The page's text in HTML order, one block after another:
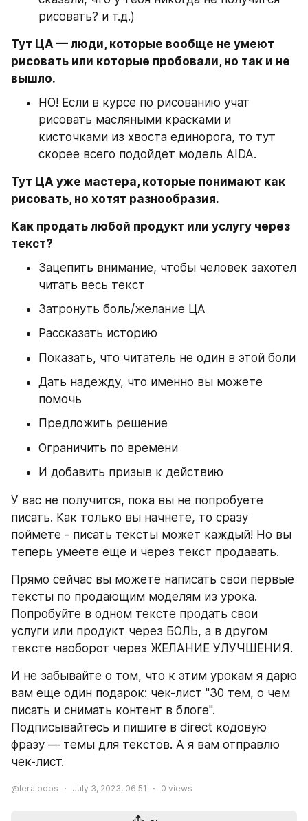
рисовать? и т.д.)
Тут ЦА — люди, которые вообще не умеют
рисовать или которые пробовали, но так и не
вышло.
НО! Если в курсе по рисованию учат
рисовать масляными красками и
кисточками из хвоста единорога, то тут
скорее всего подойдет модель AIDA.
Тут ЦА уже мастера, которые понимают как
рисовать, но хотят разнообразия.
Как продать любой продукт или услугу через
текст?
Зацепить внимание, чтобы человек захотел
читать весь текст
Затронуть боль/желание ЦА
Рассказать историю
Показать, что читатель не один в этой боли
Дать надежду, что именно вы можете
помочь
Предложить решение
Ограничить по времени
И добавить призыв к действию
У вас не получится, пока вы не попробуете
писать. Как только вы начнете, то сразу
поймете - писать тексты может каждый! Но вы
теперь умеете еще и через текст продавать.
Прямо сейчас вы можете написать свои первые
тексты по продающим моделям из урока.
Попробуйте в одном тексте продать свои
услуги или продукт через БОЛЬ, а в другом
тексте наоборот через ЖЕЛАНИЕ УЛУЧШЕНИЯ.
И не забывайте о том, что к этим урокам я дарю
вам еще один подарок: чек-лист "30 тем, о чем
писать и снимать контент в блоге".
Подписывайтесь и пишите в direct кодовую
фразу — темы для текстов. А я вам отправлю
чек-лист.
@lera.oops July 3, 2023, 06:51 0 views